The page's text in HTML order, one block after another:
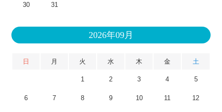
30 31
2026年09月
日 月 火 水 木 金 土
1 2 3 4 5
6 7 8 9 10 11 12